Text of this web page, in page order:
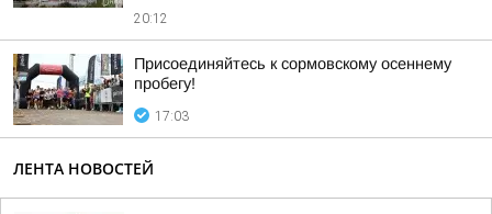
20:12
Присоединяйтесь к сормовскому осеннему
пробегу!
17:03
ЛЕНТА НОВОСТЕЙ